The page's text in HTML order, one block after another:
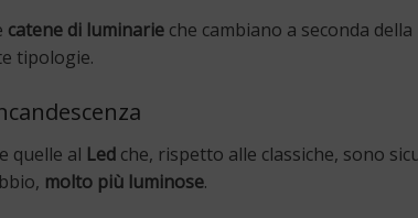
catene di luminarie che cambiano a seconda
tipologie.
quelle al Led che, rispetto alle classiche, sono
molto più luminose.